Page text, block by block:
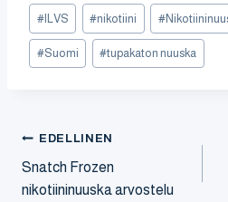
Avainsanat:
#ILVS #nikotiini #
#Suomi #tupakaton nuuska
Artikkelien
selaus
EDELLINEN
Snatch Frozen
nikotiininuuska arvostelu